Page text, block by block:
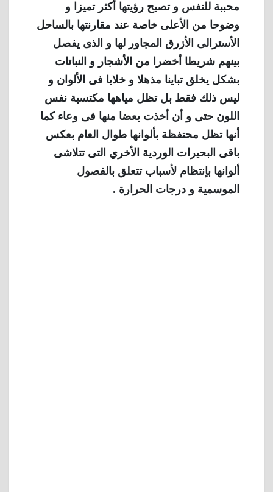
محببة للنفس و تصبح رؤيتها أكثر تميزا و
وضوحا من الأعلى خاصة عند مقارنتها بالساحل
الأسترالى الأزرق المجاور لها و الذى يفصل
بينهم شريطا أخضرا من الأشجار و النباتات
بشكل يخلق تباينا مذهلا و خلابا فى الألوان و
ليس ذلك فقط بل تظل مياهها مكتسبة نفس
اللون حتى و أن أخذت بعضا منها فى وعاء كما
أنها تظل محتفظة بألوانها طوال العام بعكس
باقى البحيرات الوردية الأخري التى تتلاشى
ألوانها بإنتظام لأسباب تتعلق بالفصول
الموسمية و درجات الحرارة .